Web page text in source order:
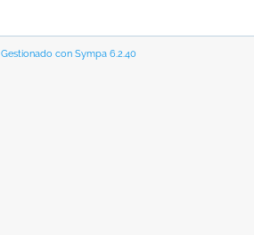
Gestionado con Sympa 6.2.40